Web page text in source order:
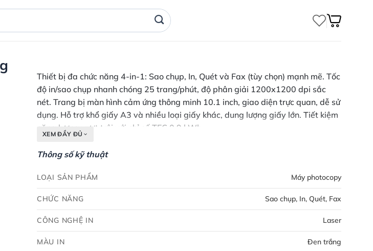
Thiết bị đa chức năng 4-in-1: Sao chụp, In, Quét và Fax (tùy chọn) mạnh mẽ. Tốc
độ in/sao chụp nhanh chóng 25 trang/phút, độ phân giải 1200x1200 dpi sắc
nét. Trang bị màn hình cảm ứng thông minh 10.1 inch, giao diện trực quan, dễ sử
dụng. Hỗ trợ khổ giấy A3 và nhiều loại giấy khác, dung lượng giấy lớn. Tiết kiệm
năng lượng vượt trội với chỉ số TEC 0.9 kWh.
XEM ĐẦY ĐỦ
Thông số kỹ thuật
LOẠI SẢN PHẨM Máy photocopy
CHỨC NĂNG Sao chụp, In, Quét, Fax
CÔNG NGHỆ IN Laser
MÀU IN Đen trắng